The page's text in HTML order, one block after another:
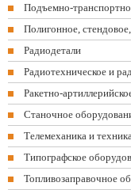
Подъемно-
Полигонное,
Радиодетали
Радиотехническое и
Ракетно-
Станочное
Телемеханика и
Типографское
Топливозаправочное